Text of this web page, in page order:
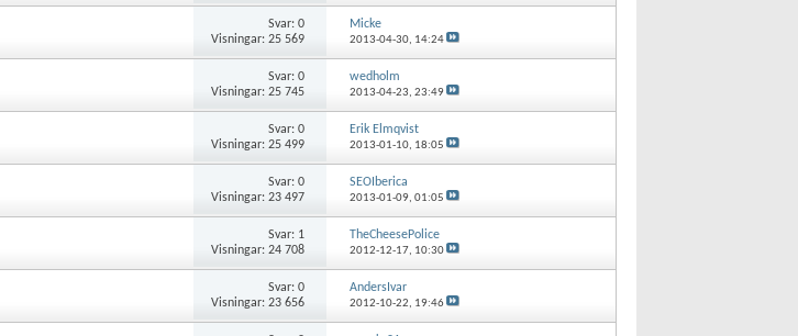
Svar:0
Visningar: 25 569
Micke
2013-04-30, 14:24
Svar:0
Visningar: 25 745
wedholm
2013-04-23, 23:49
Svar:0
Visningar: 25 499
Erik Elmqvist
2013-01-10, 18:05
Svar:0
Visningar: 23 497
SEOIberica
2013-01-09, 01:05
Svar: 1
Visningar: 24 708
TheCheesePolice
2012-12-17, 10:30
Svar:0
Visningar: 23 656
AndersIvar
2012-10-22, 19:46